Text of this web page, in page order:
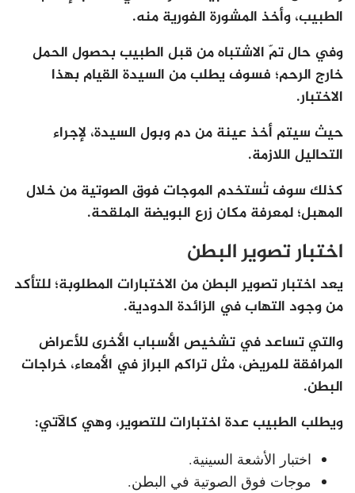
الطبيب، وأخذ المشورة الفورية منه.
وفي حال تمّ الاشتباه من قبل الطبيب بحصول الحمل
خارج الرحم؛ فسوف يطلب من السيدة القيام بهذا
الاختبار.
حيث سيتم أخذ عينة من دم وبول السيدة، لإجراء
التحاليل اللازمة.
كذلك سوف تُستخدم الموجات فوق الصوتية من خلال
المهبل؛ لمعرفة مكان زرع البويضة الملقحة.
اختبار تصوير البطن
يعد اختبار تصوير البطن من الاختبارات المطلوبة؛ للتأكد
من وجود التهاب في الزائدة الدودية.
والتي تساعد في تشخيص الأسباب الأخرى للأعراض
المرافقة للمريض، مثل تراكم البراز في الأمعاء، خراجات
البطن.
ويطلب الطبيب عدة اختبارات للتصوير، وهي كالآتي:
اختبار الأشعة السينية.
موجات فوق الصوتية في البطن.